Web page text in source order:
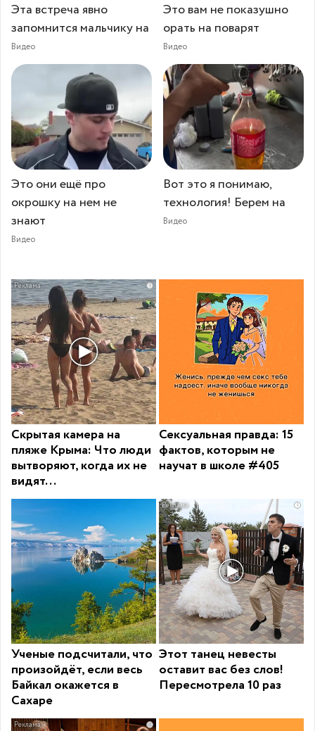
Эта встреча явно
запомнится мальчику на
Видео
Это вам не показушно
орать на поварят⁠⁠
Видео
Это они ещё про
окрошку на нем не
знают
Видео
Вот это я понимаю,
технология! Берем на
Видео
i
Скрытая камера на
пляже Крыма: Что люди
вытворяют, когда их не
видят...
Сексуальная правда: 15
фактов, которым не
научат в школе #405
Ученые подсчитали, что
произойдёт, если весь
Байкал окажется в
Сахаре
i
Этот танец невесты
оставит вас без слов!
Пересмотрела 10 раз
i